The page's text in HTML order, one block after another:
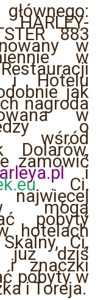
883
w
w
i Hotelu
jak
nagroda
w
o
wśród
Dolarów,
zamówić
i
. Ci,
mogą
pobyty
hotelach
Ci,
już dziś
i znaczki
pobyty w
i Toreja.